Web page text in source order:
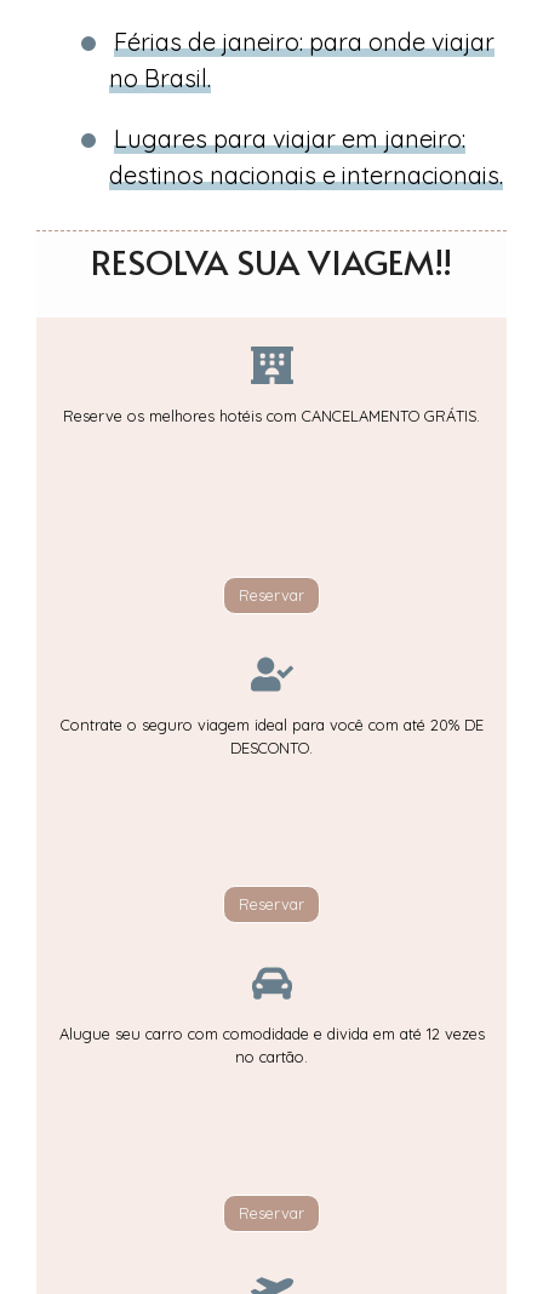
Férias de janeiro: para onde viajar
no Brasil.
Lugares para viajar em janeiro:
destinos nacionais e internacionais.
RESOLVA SUA VIAGEM!!
Reserve os melhores hotéis com CANCELAMENTO GRÁTIS.
Reservar
Contrate o seguro viagem ideal para você com até 20% DE
DESCONTO.
Reservar
Alugue seu carro com comodidade e divida em até 12 vezes
no cartão.
Reservar